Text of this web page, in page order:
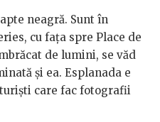
neagră. Sunt în
cu faţa spre Place de
de lumini, se văd
şi ea. Esplanada e
care fac fotografii